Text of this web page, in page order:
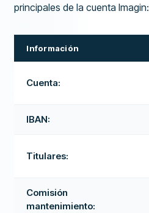
principales de la cuenta Imagin:
Información
Cuenta:
IBAN:
Titulares:
Comisión
mantenimiento: